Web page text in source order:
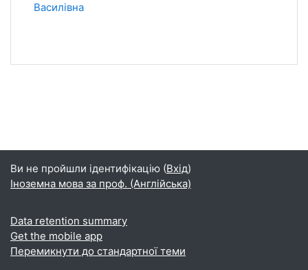
Василівна
Ви не пройшли ідентифікацію (Вхід)
Іноземна мова за проф. (Англійська)
Data retention summary
Get the mobile app
Перемикнути до стандартної теми